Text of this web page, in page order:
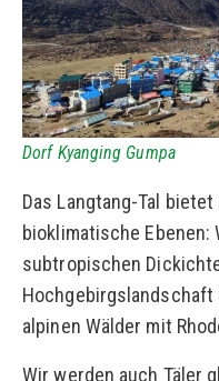
Dorf Kyanging Gumpa
Das Langtang-Tal
bioklimatische Ebenen:
subtropischen
Hochgebirgslandschaft
alpinen Wälder mit
Wir werden auch Täler